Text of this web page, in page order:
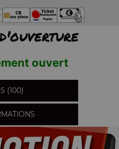
ouvert
(100)